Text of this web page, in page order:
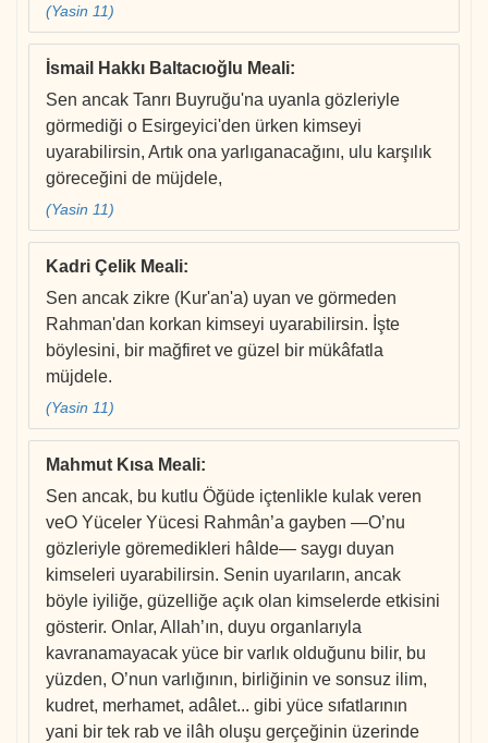
(Yasin 11)
İsmail Hakkı Baltacıoğlu Meali:
Sen ancak Tanrı Buyruğu'na uyanla gözleriyle
görmediği o Esirgeyici'den ürken kimseyi
uyarabilirsin, Artık ona yarlıganacağını, ulu karşılık
göreceğini de müjdele,
(Yasin 11)
Kadri Çelik Meali:
Sen ancak zikre (Kur'an'a) uyan ve görmeden
Rahman'dan korkan kimseyi uyarabilirsin. İşte
böylesini, bir mağfiret ve güzel bir mükâfatla
müjdele.
(Yasin 11)
Mahmut Kısa Meali:
Sen ancak, bu kutlu Öğüde içtenlikle kulak veren
veO Yüceler Yücesi Rahmân’a gayben —O’nu
gözleriyle göremedikleri hâlde— saygı duyan
kimseleri uyarabilirsin. Senin uyarıların, ancak
böyle iyiliğe, güzelliğe açık olan kimselerde etkisini
gösterir. Onlar, Allah’ın, duyu organlarıyla
kavranamayacak yüce bir varlık olduğunu bilir, bu
yüzden, O’nun varlığının, birliğinin ve sonsuz ilim,
kudret, merhamet, adâlet... gibi yüce sıfatlarının
yani bir tek rab ve ilâh oluşu gerçeğinin üzerinde